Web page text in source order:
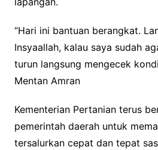
“Hari ini bantuan berangkat.
Insyaallah, kalau saya sudah
turun langsung mengecek
Mentan Amran
Kementerian Pertanian terus
pemerintah daerah untuk
tersalurkan cepat dan tepat